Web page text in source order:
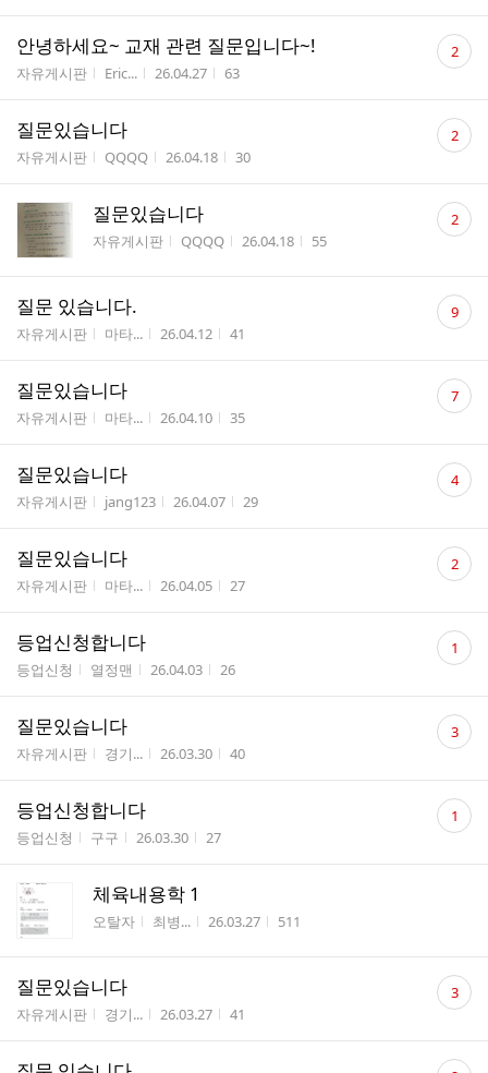
안녕하세요~ 교재 관련 질문입니다~!
게시판명
자유게시판 작성자
Eric... 작성시간
26.04.27 조회수
63
댓
글 2
질문있습니다
게시판명
자유게시판 작성자
QQQQ 작성시간
26.04.18 조회수
30
댓
글 2
질문있습니다
게시판명
자유게시판 작성자
QQQQ 작성시간
26.04.18 조회수
55
댓
글 2
질문 있습니다.
게시판명
자유게시판 작성자
마타... 작성시간
26.04.12 조회수
41
댓
글 9
질문있습니다
게시판명
자유게시판 작성자
마타... 작성시간
26.04.10 조회수
35
댓
글 7
질문있습니다
게시판명
자유게시판 작성자
jang123 작성시간
26.04.07 조회수
29
댓
글 4
질문있습니다
게시판명
자유게시판 작성자
마타... 작성시간
26.04.05 조회수
27
댓
글 2
등업신청합니다
게시판명
등업신청 작성자
열정맨 작성시간
26.04.03 조회수
26
댓
글 1
질문있습니다
게시판명
자유게시판 작성자
경기... 작성시간
26.03.30 조회수
40
댓
글 3
등업신청합니다
게시판명
등업신청 작성자
구구 작성시간
26.03.30 조회수
27
댓
글 1
체육내용학 1
게시판명
오탈자 작성자
최병... 작성시간
26.03.27 조회수
511
질문있습니다
게시판명
자유게시판 작성자
경기... 작성시간
26.03.27 조회수
41
댓
글 3
댓